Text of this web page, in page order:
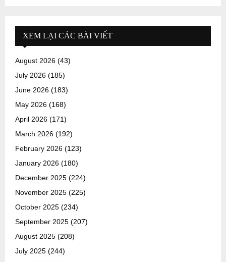
XEM LẠI CÁC BÀI VIẾT
August 2026 (43)
July 2026 (185)
June 2026 (183)
May 2026 (168)
April 2026 (171)
March 2026 (192)
February 2026 (123)
January 2026 (180)
December 2025 (224)
November 2025 (225)
October 2025 (234)
September 2025 (207)
August 2025 (208)
July 2025 (244)